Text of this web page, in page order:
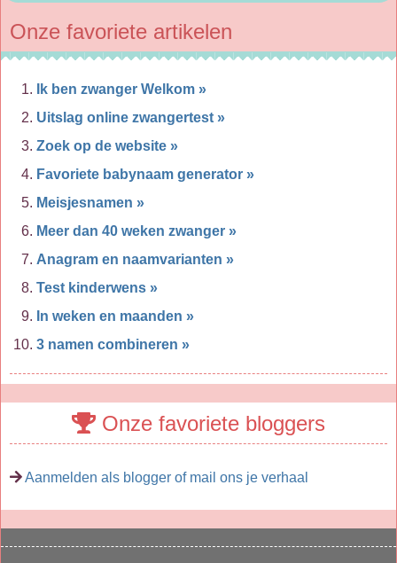
Onze favoriete artikelen
Ik ben zwanger Welkom »
Uitslag online zwangertest »
Zoek op de website »
Favoriete babynaam generator »
Meisjesnamen »
Meer dan 40 weken zwanger »
Anagram en naamvarianten »
Test kinderwens »
In weken en maanden »
3 namen combineren »
Onze favoriete bloggers
Aanmelden als blogger of mail ons je verhaal